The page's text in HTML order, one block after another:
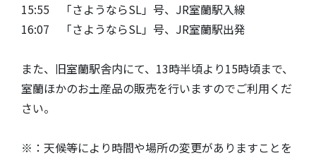
15:55 「さようならSL」号、JR室蘭駅入線
16:07 「さようならSL」号、JR室蘭駅出発
また、旧室蘭駅舎内にて、13時半頃より15時頃まで、
室蘭ほかのお土産品の販売を行いますのでご利用くだ
さい。
※：天候等により時間や場所の変更がありますことを